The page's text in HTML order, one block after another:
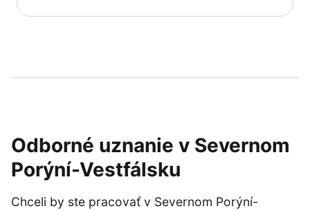
Odborné uznanie v Severnom
Porýní-Vestfálsku
Chceli by ste pracovať v Severnom Porýní-